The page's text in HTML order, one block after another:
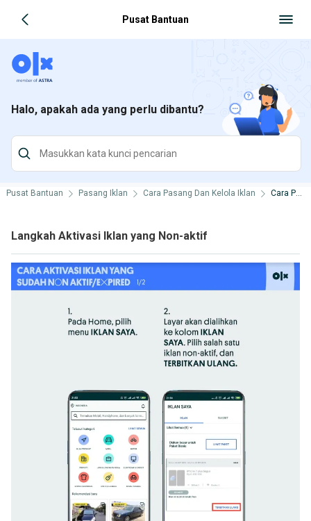
Pusat Bantuan
Halo, apakah ada yang perlu dibantu?
Pusat Bantuan Pasang Iklan Cara Pasang Dan Kelola Iklan Cara Pasang, Edit dan Hapus Iklan
Langkah Aktivasi Iklan yang Non-aktif